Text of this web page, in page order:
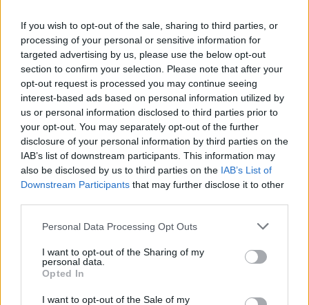
If you wish to opt-out of the sale, sharing to third parties, or
processing of your personal or sensitive information for
targeted advertising by us, please use the below opt-out
section to confirm your selection. Please note that after your
opt-out request is processed you may continue seeing
interest-based ads based on personal information utilized by
us or personal information disclosed to third parties prior to
your opt-out. You may separately opt-out of the further
disclosure of your personal information by third parties on the
IAB’s list of downstream participants. This information may
also be disclosed by us to third parties on the IAB’s List of
Downstream Participants that may further disclose it to other
Please note that this website/app uses one or more Google
not limited to your visit or usage behaviour. You may click to
grant or deny consent to Google and its third-party tags to
use your data for below specified purposes in below Google
consent section.
Personal Data Processing Opt Outs
I want to opt-out of the Sharing of my
personal data.
Opted In
I want to opt-out of the Sale of my
«Hot-dry-windy»: Το καιρικό κοκτέιλ που
προκαλεί συναγερμό για φωτιές το επόμενο
48ωρο
08.08.2026
Έγκλημα στην Κυψέλη: Οι... περιπέτειες του